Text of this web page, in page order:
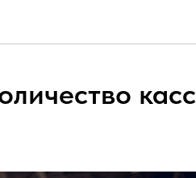
касс